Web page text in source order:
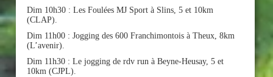
Dim 10h30 : Les Foulées MJ Sport à Slins, 5 et 10km
(CLAP).
Dim 11h00 : Jogging des 600 Franchimontois à Theux, 8km
(L’avenir).
Dim 11h30 : Le jogging de rdv run à Beyne-Heusay, 5 et
10km (CJPL).